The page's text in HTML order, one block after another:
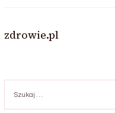
zdrowie.pl